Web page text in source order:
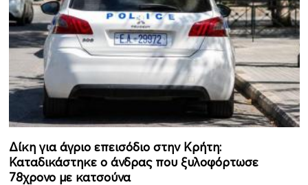
Δίκη για άγριο επεισόδιο στην Κρήτη:
Καταδικάστηκε ο άνδρας που ξυλοφόρτωσε
78χρονο με κατσούνα